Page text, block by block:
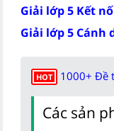
Giải lớp 5 Kết
Giải lớp 5 Cánh
HOT 1000+ Đề
Các sản